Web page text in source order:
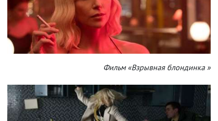
Фильм «Взрывная блондинка »